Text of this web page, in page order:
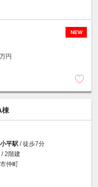
NEW
円
棟
小平駅 / 徒歩7分
/ 2階建
仲町